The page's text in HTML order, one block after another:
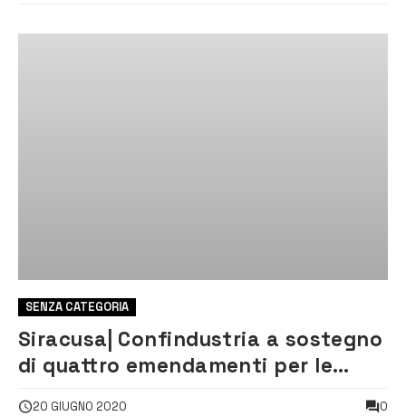
SENZA CATEGORIA
Siracusa| Confindustria a sostegno
di quattro emendamenti per le
20 GIUGNO 2020 0